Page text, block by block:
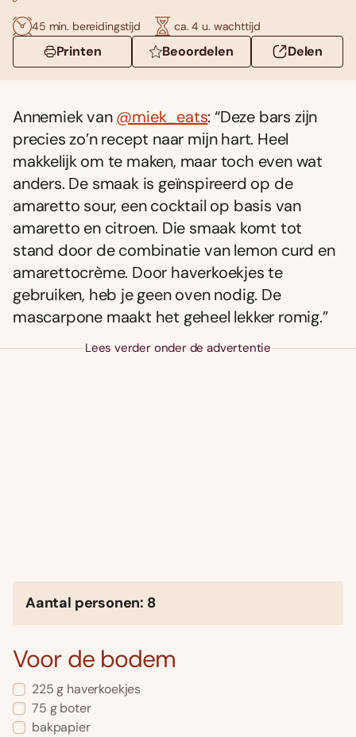
45 min. bereidingstijd ca. 4 u. wachttijd
Printen Beoordelen Delen
Annemiek van@miek_eats: “Deze bars zĳn
precies zo’n recept naar mĳn hart. Heel
makkelĳk om te maken, maar toch even wat
anders. De smaak is geïnspireerd op de
amaretto sour, een cocktail op basis van
amaretto en citroen. Die smaak komt tot
stand door de combinatie van lemon curd en
amarettocrème. Door haverkoekjes te
gebruiken, heb je geen oven nodig. De
mascarpone maakt het geheel lekker romig.”
Lees verder onder de advertentie
Aantal personen: 8
Voor de bodem
225 g haverkoekjes
75 g boter
bakpapier